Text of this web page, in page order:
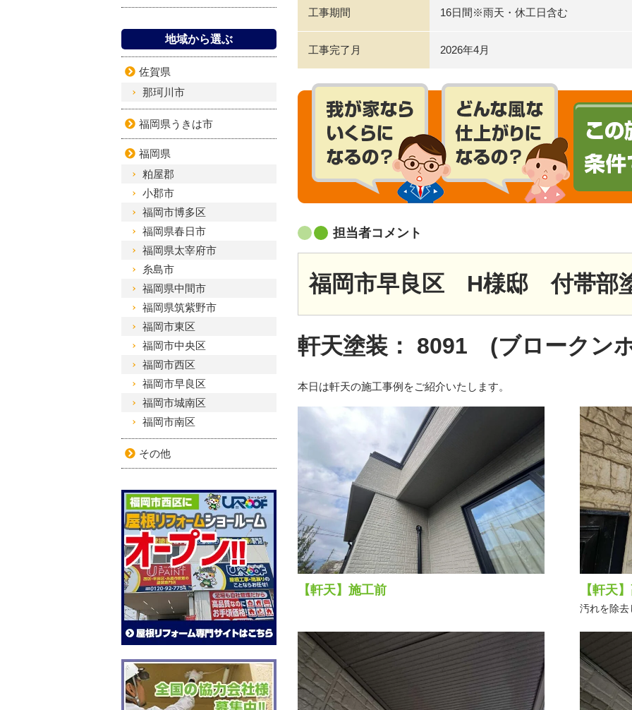
工事期間 16日間※雨天・休工日含む
工事完了月 2026年4月
担当者コメント
福岡市早良区 H様邸 付帯部
軒天塗装： 8091 (ブロークン
本日は軒天の施工事例をご紹介いたします。
【軒天】施工前 【軒天
汚れを除去
地域から選ぶ
佐賀県
那珂川市
福岡県うきは市
福岡県
粕屋郡
小郡市
福岡市博多区
福岡県春日市
福岡県太宰府市
糸島市
福岡県中間市
福岡県筑紫野市
福岡市東区
福岡市中央区
福岡市西区
福岡市早良区
福岡市城南区
福岡市南区
その他